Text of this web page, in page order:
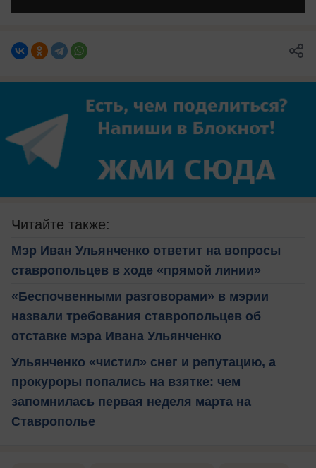
Читайте также:
Мэр Иван Ульянченко ответит на вопросы
ставропольцев в ходе «прямой линии»
«Беспочвенными разговорами» в мэрии
назвали требования ставропольцев об
отставке мэра Ивана Ульянченко
Ульянченко «чистил» снег и репутацию, а
прокуроры попались на взятке: чем
запомнилась первая неделя марта на
Ставрополье